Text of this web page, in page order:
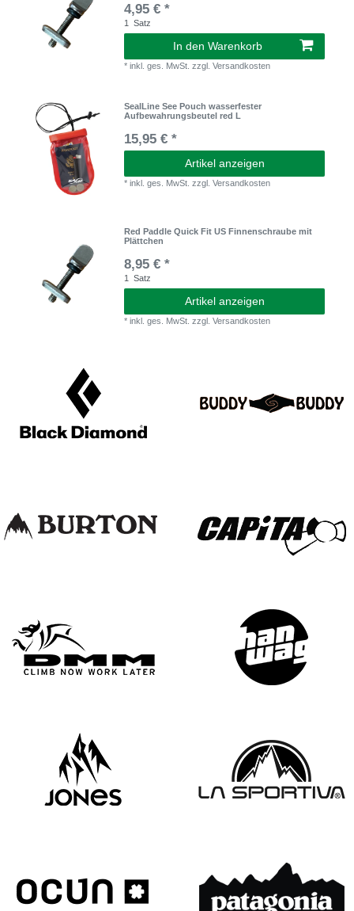
4,95 € *
1 Satz
In den Warenkorb
*inkl. ges. MwSt. zzgl.Versandkosten
SealLine See Pouch wasserfester
Aufbewahrungsbeutel red L
15,95 € *
Artikel anzeigen
*inkl. ges. MwSt. zzgl.Versandkosten
Red Paddle Quick Fit US Finnenschraube mit
Plättchen
8,95 € *
1 Satz
Artikel anzeigen
*inkl. ges. MwSt. zzgl.Versandkosten